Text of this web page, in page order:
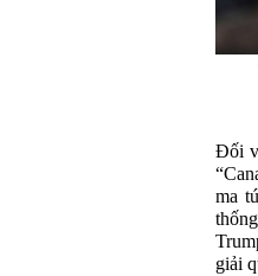
Đối
ma
giải